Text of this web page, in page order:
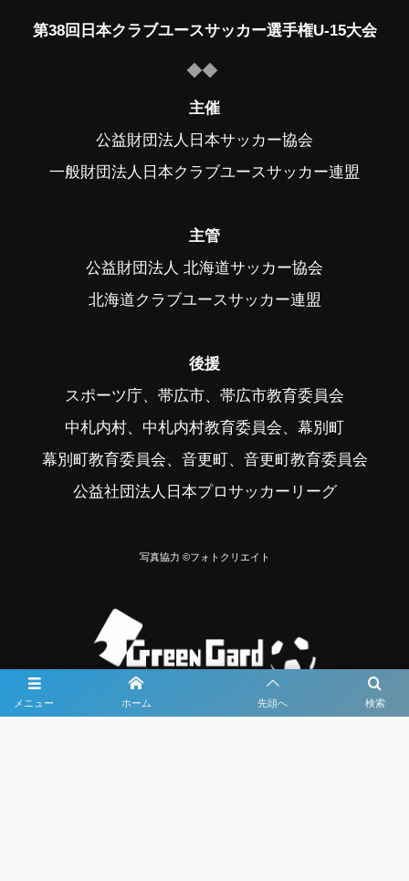
メニュー 検索
ホーム 先頭へ
第38回日本クラブユースサッカー選手権U-15大会
主催
公益財団法人日本サッカー協会
一般財団法人日本クラブユースサッカー連盟
主管
公益財団法人 北海道サッカー協会
北海道クラブユースサッカー連盟
後援
スポーツ庁、帯広市、帯広市教育委員会
中札内村、中札内村教育委員会、幕別町
幕別町教育委員会、音更町、音更町教育委員会
公益社団法人日本プロサッカーリーグ
写真協力 ©フォトクリエイト